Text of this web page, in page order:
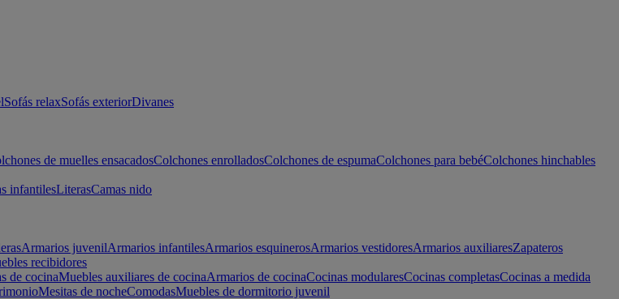
Sofás relaxSofás exteriorDivanes
de muelles ensacadosColchones enrolladosColchones de espumaColchones para bebéColchones hinchables
infantilesLiterasCamas nido
Armarios juvenilArmarios infantilesArmarios esquinerosArmarios vestidoresArmarios auxiliaresZapateros
recibidores
de cocinaMuebles auxiliares de cocinaArmarios de cocinaCocinas modularesCocinas completasCocinas a medida
Mesitas de nocheComodasMuebles de dormitorio juvenil